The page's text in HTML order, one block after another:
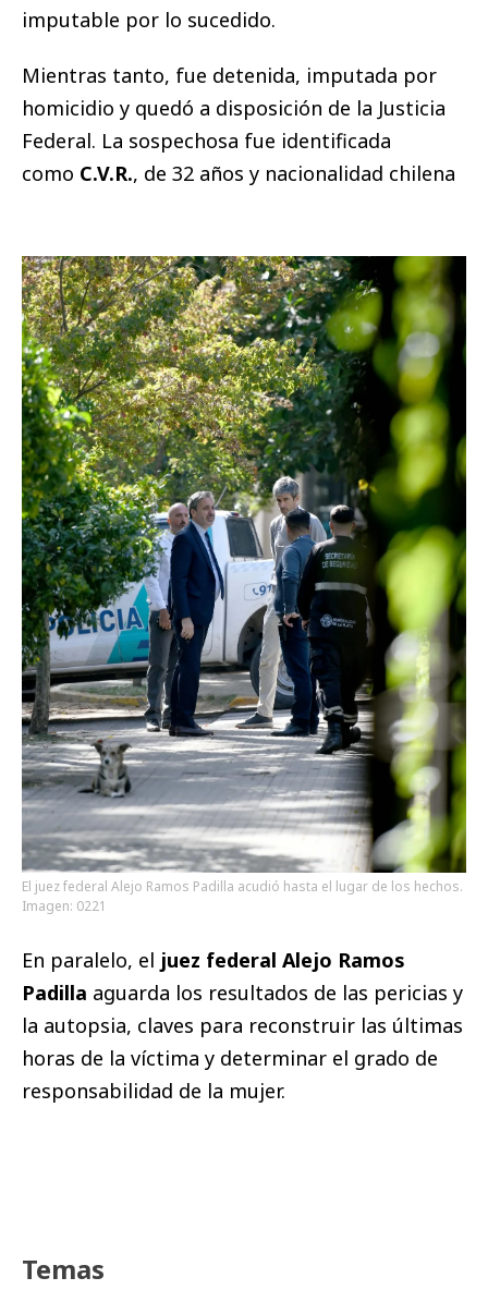
imputable por lo sucedido.
Mientras tanto, fue detenida, imputada por
homicidio y quedó a disposición de la Justicia
Federal. La sospechosa fue identificada
como C.V.R., de 32 años y nacionalidad chilena
El juez federal Alejo Ramos Padilla acudió hasta el lugar de los hechos.
Imagen: 0221
En paralelo, el juez federal Alejo Ramos
Padilla aguarda los resultados de las pericias y
la autopsia, claves para reconstruir las últimas
horas de la víctima y determinar el grado de
responsabilidad de la mujer.
Temas